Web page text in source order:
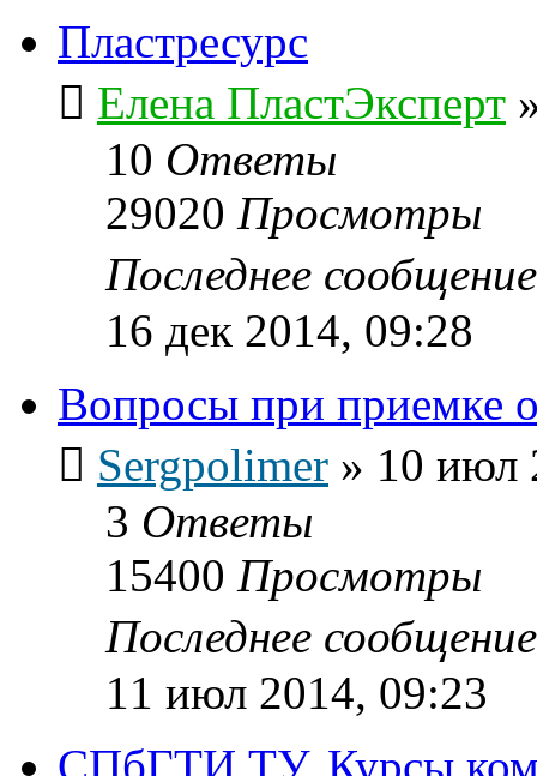
Пластресурс
Елена ПластЭксперт
10 Ответы
29020 Просмотры
Последнее
16 дек 2014, 09:28
Вопросы при приемке
Sergpolimer » 10 июл
3 Ответы
15400 Просмотры
Последнее
11 июл 2014, 09:23
СПбГТИ ТУ. Курсы